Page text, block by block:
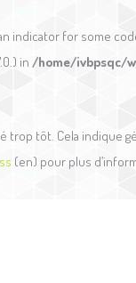
indicator for some
in /home/ivbpsqc/
trop tôt. Cela indique
(en) pour plus
Tarifs et